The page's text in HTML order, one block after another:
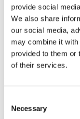
provide social
We also share
our social media,
may combine it with
provided to them or
of their services.
Selection
Necessary
Leggi tutto...
Agosto
2026
News 2026
ROTTA SUL
Con l'apertura del
avvicinamento al 66°